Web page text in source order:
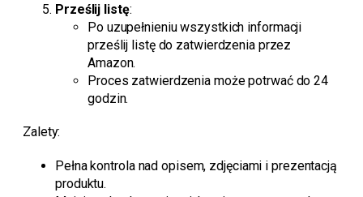
Prześlij listę:
Po uzupełnieniu wszystkich informacji
prześlij listę do zatwierdzenia przez
Amazon.
Proces zatwierdzenia może potrwać do 24
godzin.
Zalety:
Pełna kontrola nad opisem, zdjęciami i prezentacją
produktu.